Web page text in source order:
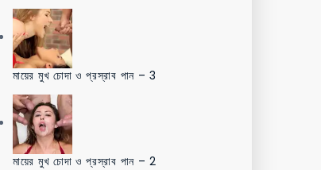
মায়ের মুখ চোদা ও প্রস্রাব পান – 3
মায়ের মুখ চোদা ও প্রস্রাব পান – 2